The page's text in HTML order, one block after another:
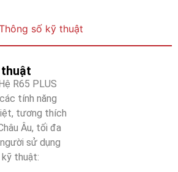
số kỹ thuật
R65 PLUS
tính năng
tương thích
Âu, tối đa
sử dụng
thuật: